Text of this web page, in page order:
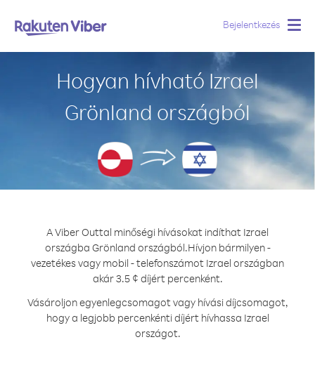
Bejelentkezés
Hogyan hívható Izrael
Grönland országból
A Viber Outtal minőségi hívásokat indíthat Izrael
országba Grönland országból.Hívjon bármilyen -
vezetékes vagy mobil - telefonszámot Izrael országban
akár 3.5 ¢ díjért percenként.
Vásároljon egyenlegcsomagot vagy hívási díjcsomagot,
hogy a legjobb percenkénti díjért hívhassa Izrael
országot.